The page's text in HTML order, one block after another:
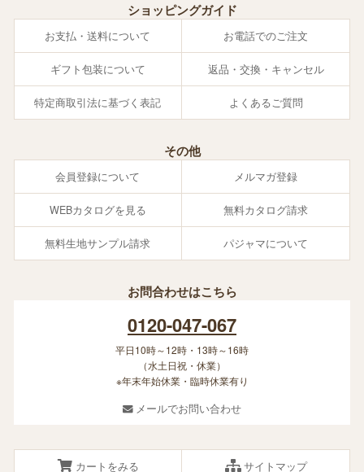
ショッピングガイド
お支払・送料について お電話でのご注文
ギフト包装について 返品・交換・キャンセル
特定商取引法に基づく表記 よくあるご質問
その他
会員登録について メルマガ登録
WEBカタログを見る 無料カタログ請求
無料生地サンプル請求 パジャマについて
お問合わせはこちら
0120-047-067
平日10時～12時・13時～16時
（水土日祝・休業）
※年末年始休業・臨時休業有り
メールでお問い合わせ
カートをみる サイトマップ